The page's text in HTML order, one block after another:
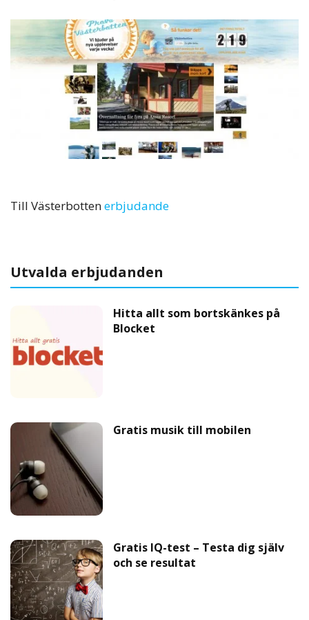
Till Västerbottenerbjudande
Utvalda erbjudanden
Hitta allt som bortskänkes på
Blocket
Gratis musik till mobilen
Gratis IQ-test – Testa dig själv
och se resultat